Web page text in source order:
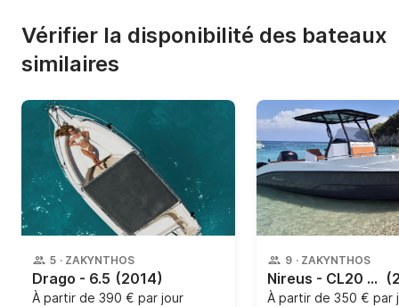
Vérifier la disponibilité des bateaux
similaires
5 · ZAKYNTHOS
Drago - 6.5 (2014)
À partir de 390 € par jour
9 · ZAKYNTHOS
Nireus - CL20 (2022)
À partir de 350 € par